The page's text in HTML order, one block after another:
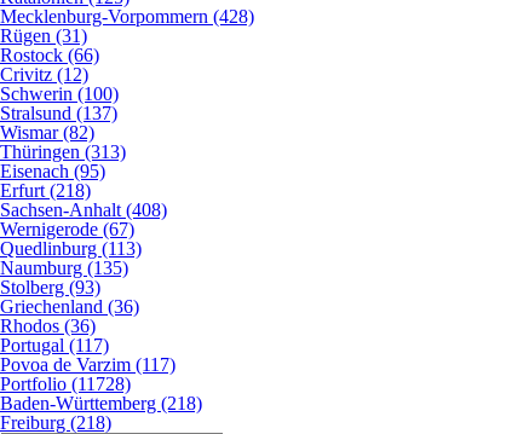
Mecklenburg-Vorpommern (428)
Rügen (31)
Rostock (66)
Crivitz (12)
Schwerin (100)
Stralsund (137)
Wismar (82)
Thüringen (313)
Eisenach (95)
Erfurt (218)
Sachsen-Anhalt (408)
Wernigerode (67)
Quedlinburg (113)
Naumburg (135)
Stolberg (93)
Griechenland (36)
Rhodos (36)
Portugal (117)
Povoa de Varzim (117)
Portfolio (11728)
Baden-Württemberg (218)
Freiburg (218)